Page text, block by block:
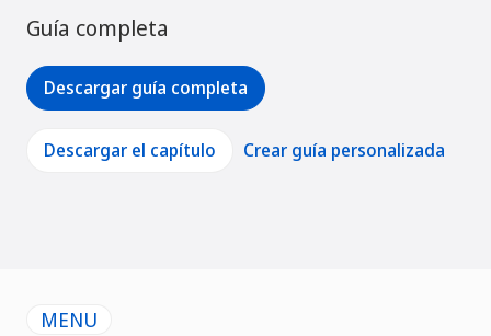
Guía completa
Descargar guía completa
Descargar el capítulo Crear guía personalizada
MENU